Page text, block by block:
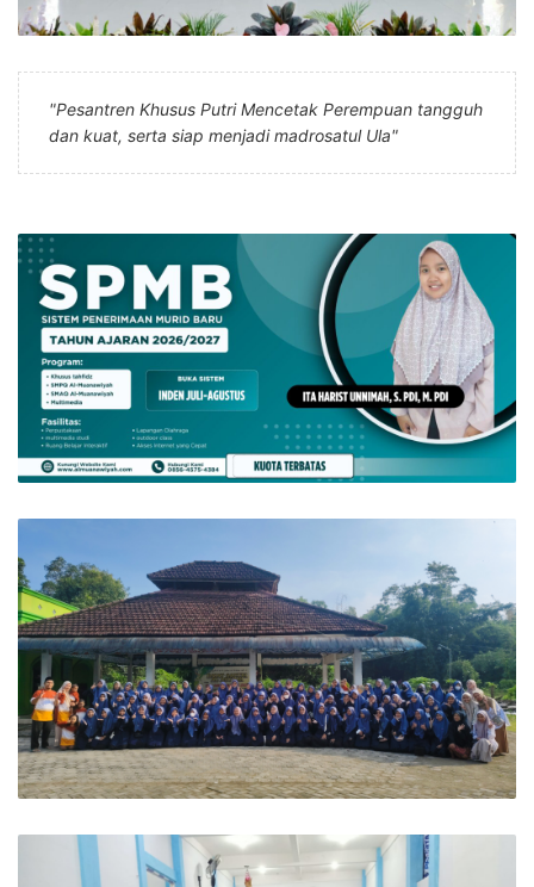
"Pesantren Khusus Putri Mencetak Perempuan tangguh
dan kuat, serta siap menjadi madrosatul Ula"